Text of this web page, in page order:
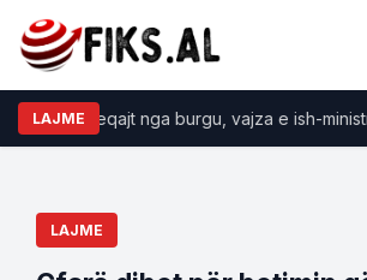
LAJME
së Beqajt nga burgu, vajza e ish-
LAJME